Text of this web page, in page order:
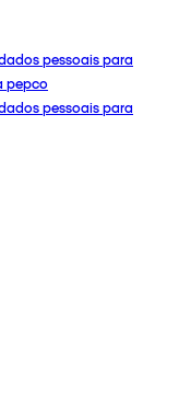
pessoais para
pepco
pessoais para